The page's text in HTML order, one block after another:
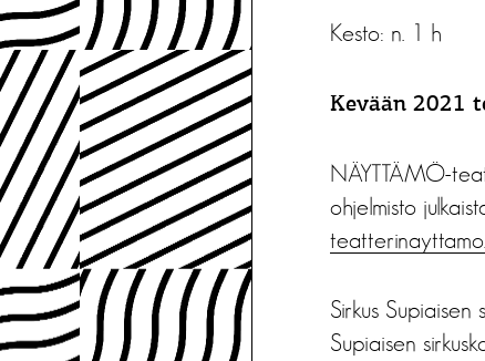
Kesto: n. 1 h
Kevään 2021
NÄYTTÄMÖ-
ohjelmisto
Sirkus Supiaisen
Supiaisen